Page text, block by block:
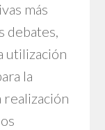
más
debates,
utilización
la
realización